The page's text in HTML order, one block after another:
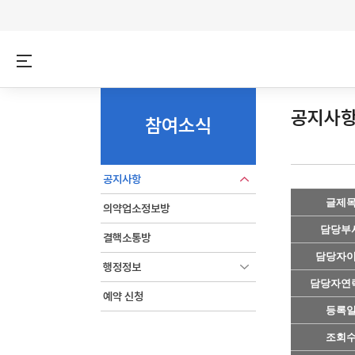
참여소식
공지사항
의약업소정보방
결핵소통방
행정정보
예약 신청
공지사
글제
담당부
담당자
담당자연
등록
조회